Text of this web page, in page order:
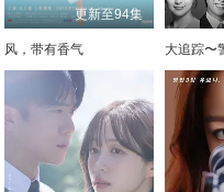
第86集 第87集
第94集 第95集
第99集
更新至94集
风，带有香气